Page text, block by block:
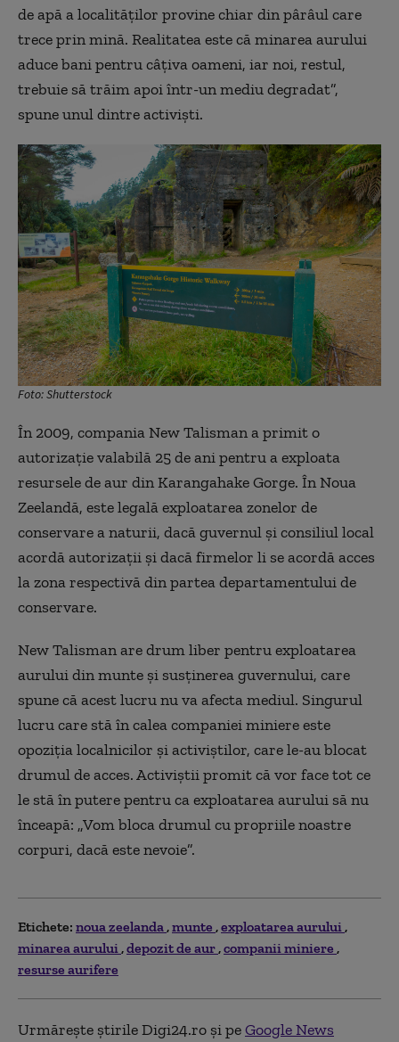
de apă a localităților provine chiar din pârâul care
trece prin mină. Realitatea este că minarea aurului
aduce bani pentru câțiva oameni, iar noi, restul,
trebuie să trăim apoi într-un mediu degradat”,
spune unul dintre activiști.
Foto: Shutterstock
În 2009, compania New Talisman a primit o
autorizație valabilă 25 de ani pentru a exploata
resursele de aur din Karangahake Gorge. În Noua
Zeelandă, este legală exploatarea zonelor de
conservare a naturii, dacă guvernul și consiliul local
acordă autorizații și dacă firmelor li se acordă acces
la zona respectivă din partea departamentului de
conservare.
New Talisman are drum liber pentru exploatarea
aurului din munte și susținerea guvernului, care
spune că acest lucru nu va afecta mediul. Singurul
lucru care stă în calea companiei miniere este
opoziția localnicilor și activiștilor, care le-au blocat
drumul de acces. Activiștii promit că vor face tot ce
le stă în putere pentru ca exploatarea aurului să nu
înceapă: „Vom bloca drumul cu propriile noastre
corpuri, dacă este nevoie”.
Etichete: noua zeelanda munte exploatarea aurului
minarea aurului depozit de aur companii miniere
resurse aurifere
Urmărește știrile Digi24.ro și peGoogle News